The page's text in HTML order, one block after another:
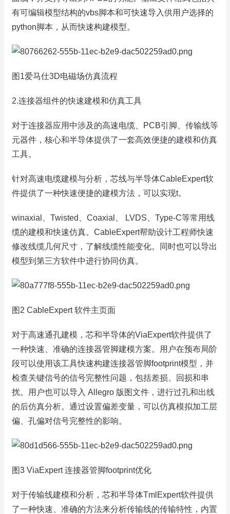
有可编辑模型结构的vbs脚本和可快速导入供用户选择的
python脚本，从而快速构建模型。
图1爱马仕3D电磁场仿真流程
2.连接器组件的快速建模和仿真工具
对于连接器应用中涉及的高速电缆、PCB引脚、传输线等
元器件，核心和半导体提供了一套高效便捷的建模和仿真
工具。
针对高速电缆建模与分析，芯线与半导体CableExpert软
件提供了一种快速便捷的建模方法，可以实现t。
winaxial、Twisted、Coaxial、 LVDS、Type-C等常用线
缆的建模和快速仿真。CableExpert帮助设计工程师快速
修改线缆几何尺寸，了解线缆性能变化。同时也可以导出
模型到第三方软件中进行协同仿真。
图2 CableExpert 软件主页面
对于高速通孔建模，芯和半导体的ViaExpert软件提供了
一种快速、准确的连接器管脚建模方案。用户在预布局阶
段可以使用该工具快速构建连接器管脚footprint模型，并
检查关键信号的信号完整性问题，包括差损、回损和串
扰。用户也可以导入 Allegro 版图文件，进行过孔和出线
的后仿真分析。通过设置偏差变量，可以仿真模拟加工层
偏、孔偏对信号完整性的影响。
图3 ViaExpert 连接器管脚footprint优化
对于传输线建模和分析，芯和半导体TmlExpert软件提供
了一种快速、准确的方法来分析传输线的传输特性，内置